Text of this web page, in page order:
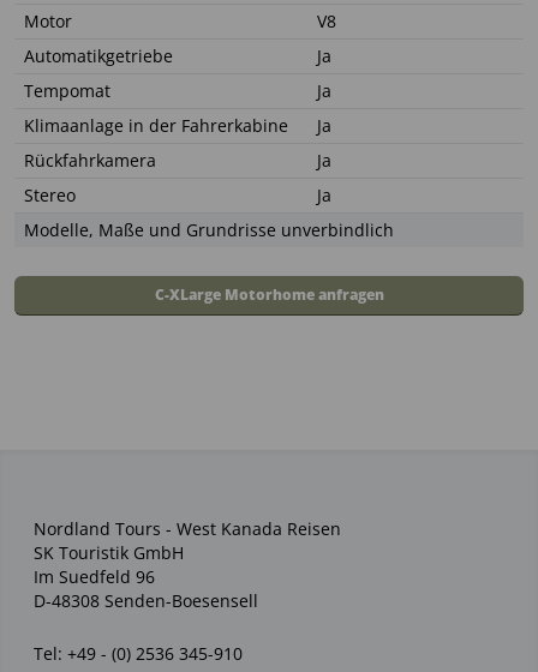
Motor
V8
Automatikgetriebe
Ja
Tempomat
Ja
Klimaanlage in der Fahrerkabine
Ja
Rückfahrkamera
Ja
Stereo
Ja
Modelle, Maße und Grundrisse unverbindlich
C-XLarge Motorhome anfragen
Nordland Tours - West Kanada Reisen
SK Touristik GmbH
Im Suedfeld 96
D-48308 Senden-Boesensell
Tel: +49 - (0) 2536 345-910